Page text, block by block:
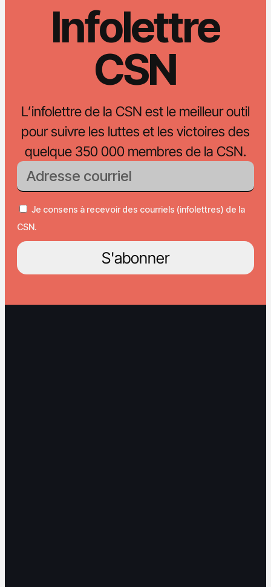
Infolettre
CSN
L’infolettre de la CSN est le meilleur outil
pour suivre les luttes et les victoires des
quelque 350 000 membres de la CSN.
Je consens à recevoir des courriels (infolettres) de la
CSN.
S'abonner